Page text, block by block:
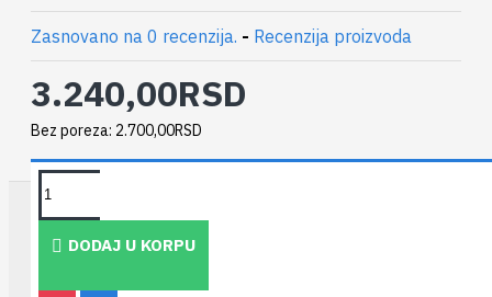
Zasnovano na 0 recenzija. - Recenzija proizvoda
3.240,00RSD
Bez poreza: 2.700,00RSD
DODAJ U KORPU
TAKOĐE PREPORUČUJEMO